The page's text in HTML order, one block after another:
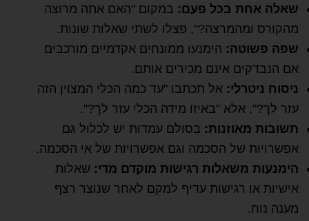
שאלה אחת בכל פעם: במקום "האם אתה מרוצה
מהקורס ומהמרצה?", פצלו לשתי שאלות שונות.
שפה פשוטה: הימנעו ממונחים אקדמיים מורכבים
אם הנבדקים אינם מכירים אותם.
ניסוח ניטרלי: אל תכתבו "עד כמה הכלי המצוין הזה
עזר לך?", אלא "באיזו מידה הכלי עזר לך?".
תשובות מאוזנות: בסולם עמדות יש לכלול גם
אפשרויות של הסכמה וגם אפשרויות של אי הסכמה.
הימנעות משאלות רגישות מוקדם מדי: שאלות
אישיות או רגישות עדיף למקם לאחר שנוצר רצף
מענה נוח.